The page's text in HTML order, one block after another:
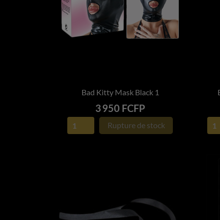
APERÇU RAPIDE
Bad Kitty Mask Black 1
Prix
3 950 FCFP
Rupture de stock